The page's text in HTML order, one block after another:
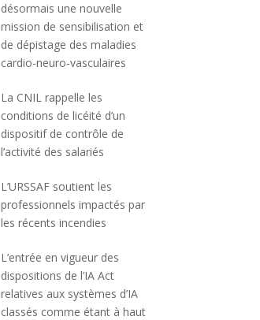
désormais une nouvelle
mission de sensibilisation et
de dépistage des maladies
cardio-neuro-vasculaires
La CNIL rappelle les
conditions de licéité d’un
dispositif de contrôle de
l’activité des salariés
L’URSSAF soutient les
professionnels impactés par
les récents incendies
L’entrée en vigueur des
dispositions de l’IA Act
relatives aux systèmes d’IA
classés comme étant à haut